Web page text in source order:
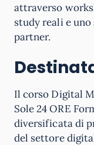
attraverso
study reali e
partner.
Il corso Digital
Sole 24 ORE
diversificata di
del settore